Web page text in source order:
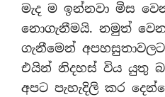
මැද ම ඉන්නවා මිස
නොගැනීමයි. නමුත්
ගැනීමෙන්
එයින් නිදහස් විය යුතු
අපට පැහැදිලි කර